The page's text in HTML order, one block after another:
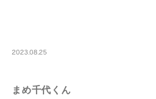
2023.08.25
まめ千代くん